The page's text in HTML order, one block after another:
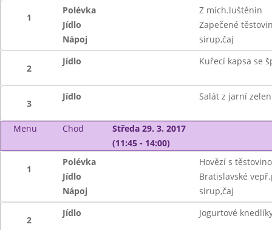
1
Polévka
Z mích.luštěnin
Jídlo
Zapečené
Nápoj
sirup,čaj
2
Jídlo Kuřecí kapsa se
3
Jídlo Salát z jarní
Menu Chod
Středa 29. 3. 2017
(11:45 - 14:00)
1
Polévka
Hovězí s
Jídlo
Bratislavské
Nápoj
sirup,čaj
2
Jídlo Jogurtové